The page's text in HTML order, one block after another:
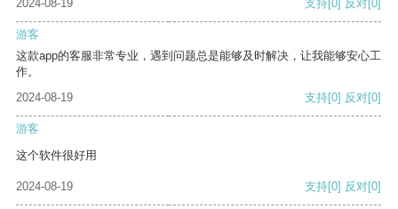
2024-08-19 支持[0] 反对[0]
游客
这款app的客服非常专业，遇到问题总是能够及时解决，让我能够安心工
作。
2024-08-19
支持[0] 反对[0]
游客
这个软件很好用
2024-08-19 支持[0] 反对[0]